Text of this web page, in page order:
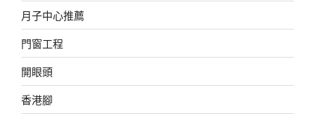
月子中心推薦
門窗工程
開眼頭
香港腳